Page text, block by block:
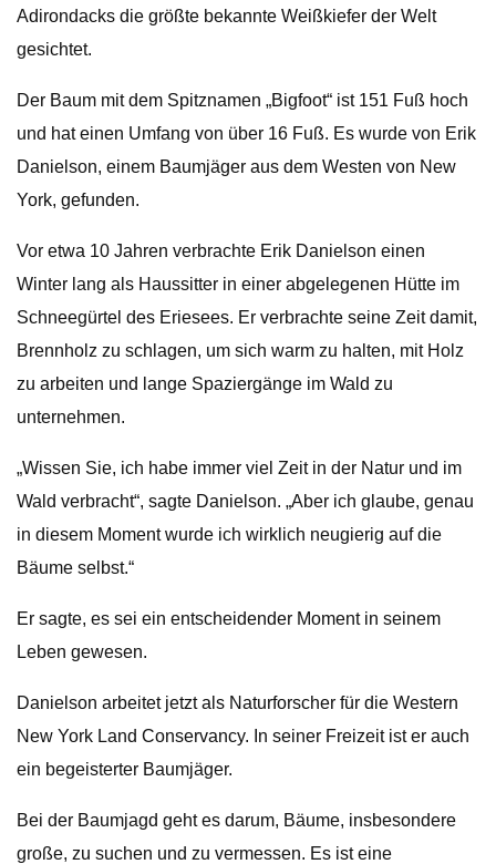
Adirondacks die größte bekannte Weißkiefer der Welt
gesichtet.
Der Baum mit dem Spitznamen „Bigfoot“ ist 151 Fuß hoch
und hat einen Umfang von über 16 Fuß. Es wurde von Erik
Danielson, einem Baumjäger aus dem Westen von New
York, gefunden.
Vor etwa 10 Jahren verbrachte Erik Danielson einen
Winter lang als Haussitter in einer abgelegenen Hütte im
Schneegürtel des Eriesees. Er verbrachte seine Zeit damit,
Brennholz zu schlagen, um sich warm zu halten, mit Holz
zu arbeiten und lange Spaziergänge im Wald zu
unternehmen.
„Wissen Sie, ich habe immer viel Zeit in der Natur und im
Wald verbracht“, sagte Danielson. „Aber ich glaube, genau
in diesem Moment wurde ich wirklich neugierig auf die
Bäume selbst.“
Er sagte, es sei ein entscheidender Moment in seinem
Leben gewesen.
Danielson arbeitet jetzt als Naturforscher für die Western
New York Land Conservancy. In seiner Freizeit ist er auch
ein begeisterter Baumjäger.
Bei der Baumjagd geht es darum, Bäume, insbesondere
große, zu suchen und zu vermessen. Es ist eine